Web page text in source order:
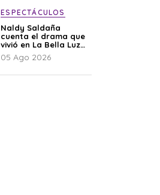
ESPECTÁCULOS
Naldy Saldaña
cuenta el drama que
vivió en La Bella Luz
tras denuncia al
director musical: “No
05 Ago 2026